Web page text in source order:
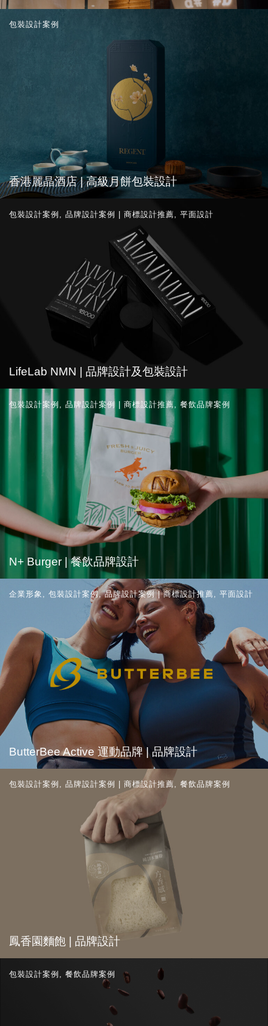
香港麗晶酒店 | 高級月餅包裝設計
包裝設計案例
LifeLab NMN | 品牌設計及包裝設計
包裝設計案例 品牌設計案例 | 商標設計推薦 平面設計
N+ Burger | 餐飲品牌設計
包裝設計案例 品牌設計案例 | 商標設計推薦 餐飲品牌案例
ButterBee Active 運動品牌 | 品牌設計
企業形象 , 包裝設計案例,品牌設計案例 | 商標設計推薦, 平面設計
鳳香園麵飽 | 品牌設計
包裝設計案例 , 品牌設計案例 | 商標設計推薦, 餐飲品牌案例
包裝設計案例 餐飲品牌案例